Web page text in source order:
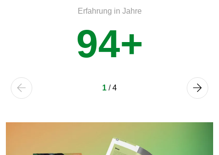
Erfahrung in Jahre
94+
1 /4